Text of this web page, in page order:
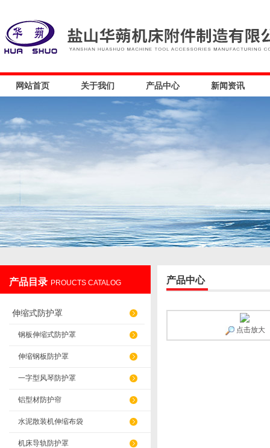
网站首页 关于我们 产品中心 新闻资讯
产品目录 PROUCTS CATALOG
伸缩式防护罩
钢板伸缩式防护罩
伸缩钢板防护罩
一字型风琴防护罩
铝型材防护帘
水泥散装机伸缩布袋
机床导轨防护罩
产品中心
点击放大